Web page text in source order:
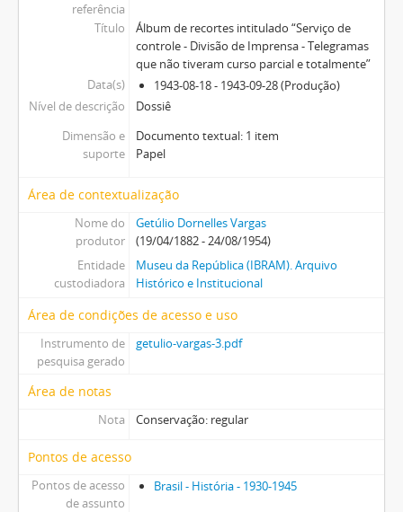
referência
Título
Álbum de recortes intitulado “Serviço de
controle - Divisão de Imprensa - Telegramas
que não tiveram curso parcial e totalmente”
Data(s)
1943-08-18 - 1943-09-28 (Produção)
Nível de descrição
Dossiê
Dimensão e
suporte
Documento textual: 1 item
Papel
Área de contextualização
Nome do
produtor
Getúlio Dornelles Vargas
(19/04/1882 - 24/08/1954)
Entidade
custodiadora
Museu da República (IBRAM). Arquivo
Histórico e Institucional
Área de condições de acesso e uso
Instrumento de
pesquisa gerado
getulio-vargas-3.pdf
Área de notas
Nota Conservação: regular
Pontos de acesso
Pontos de acesso
de assunto
Brasil - História - 1930-1945